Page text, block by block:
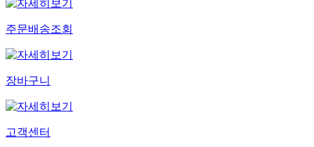
주문배송조회
장바구니
고객센터